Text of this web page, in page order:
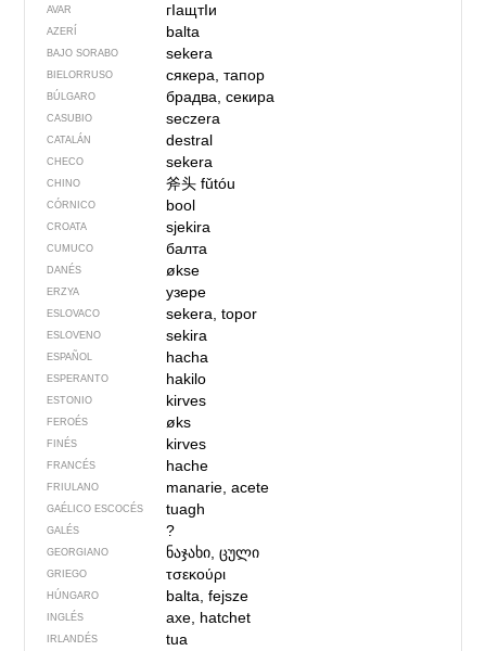
AVAR гIащтIи
AZERÍ balta
BAJO SORABO sekera
BIELORRUSO сякера, тапор
BÚLGARO брадва, секира
CASUBIO seczera
CATALÁN destral
CHECO sekera
CHINO 斧头fǔtóu
CÓRNICO bool
CROATA sjekira
CUMUCO балта
DANÉS økse
ERZYA узере
ESLOVACO sekera, topor
ESLOVENO sekira
ESPAÑOL hacha
ESPERANTO hakilo
ESTONIO kirves
FEROÉS øks
FINÉS kirves
FRANCÉS hache
FRIULANO manarie, acete
GAÉLICO ESCOCÉS tuagh
GALÉS ?
GEORGIANO ნაჯახი, ცული
GRIEGO τσεκούρι
HÚNGARO balta, fejsze
INGLÉS axe, hatchet
IRLANDÉS tua